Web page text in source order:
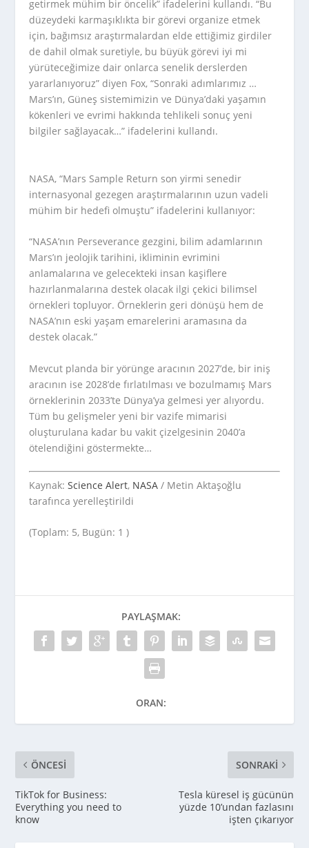
getirmek mühim bir öncelik” ifadelerini kullandı. “Bu
düzeydeki karmaşıklıkta bir görevi organize etmek
için, bağımsız araştırmalardan elde ettiğimiz girdiler
de dahil olmak suretiyle, bu büyük görevi iyi mi
yürüteceğimize dair onlarca senelik derslerden
yararlanıyoruz” diyen Fox, “Sonraki adımlarımız …
Mars’ın, Güneş sistemimizin ve Dünya’daki yaşamın
kökenleri ve evrimi hakkında tehlikeli sonuç yeni
bilgiler sağlayacak…” ifadelerini kullandı.
NASA, “Mars Sample Return son yirmi senedir
internasyonal gezegen araştırmalarının uzun vadeli
mühim bir hedefi olmuştu” ifadelerini kullanıyor:
“NASA’nın Perseverance gezgini, bilim adamlarının
Mars’ın jeolojik tarihini, ikliminin evrimini
anlamalarına ve gelecekteki insan kaşiflere
hazırlanmalarına destek olacak ilgi çekici bilimsel
örnekleri topluyor. Örneklerin geri dönüşü hem de
NASA’nın eski yaşam emarelerini aramasına da
destek olacak.”
Mevcut planda bir yörünge aracının 2027’de, bir iniş
aracının ise 2028’de fırlatılması ve bozulmamış Mars
örneklerinin 2033’te Dünya’ya gelmesi yer alıyordu.
Tüm bu gelişmeler yeni bir vazife mimarisi
oluşturulana kadar bu vakit çizelgesinin 2040’a
ötelendiğini göstermekte…
Kaynak:Science Alert, NASA / Metin Aktaşoğlu
tarafınca yerelleştirildi
(Toplam: 5, Bugün: 1 )
PAYLAŞMAK:
ORAN:
ÖNCESI
TikTok for Business:
Everything you need to
know
SONRAKI
Tesla küresel iş gücünün
yüzde 10’undan fazlasını
işten çıkarıyor